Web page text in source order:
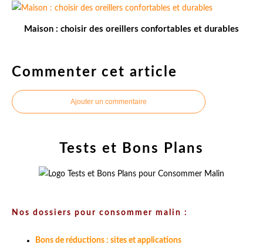
Maison : choisir des oreillers confortables et durables
Commenter cet article
Ajouter un commentaire
Tests et Bons Plans
Nos dossiers pour consommer malin :
Bons de réductions : sites et applications